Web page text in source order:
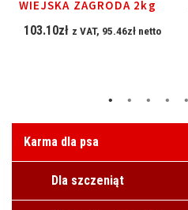
WIEJSKA ZAGRODA 2kg
103.10zł z VAT, 95.46złnetto
Karma dla psa
Dla szczeniąt